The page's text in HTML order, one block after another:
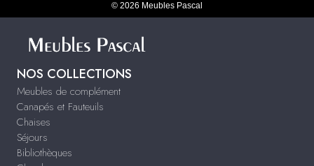
© 2026 Meubles Pascal
NOS COLLECTIONS
Meubles de complément
Canapés et Fauteuils
Chaises
Séjours
Bibliothèques